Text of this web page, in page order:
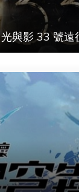
光與影 33 號遠